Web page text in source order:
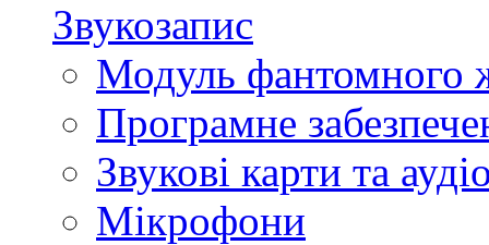
Звукозапис
Модуль фантомного
Програмне
Звукові карти та
Мікрофони